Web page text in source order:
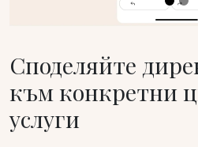
Споделяйте
към конкретни
услуги